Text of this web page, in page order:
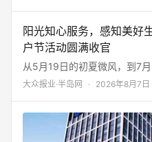
城市。 这项被称为社保“第六
罩的家庭，带来了希望。 然
阳光知心服务，感知美
户节活动圆满收官
从5月19日的初夏微风，到7
的阳光财险2026年客户节圆
间，不以宏大的口号自居，而
俯身的倾听、每一场专业的
大众报业·半岛网 · 2026年8月7日